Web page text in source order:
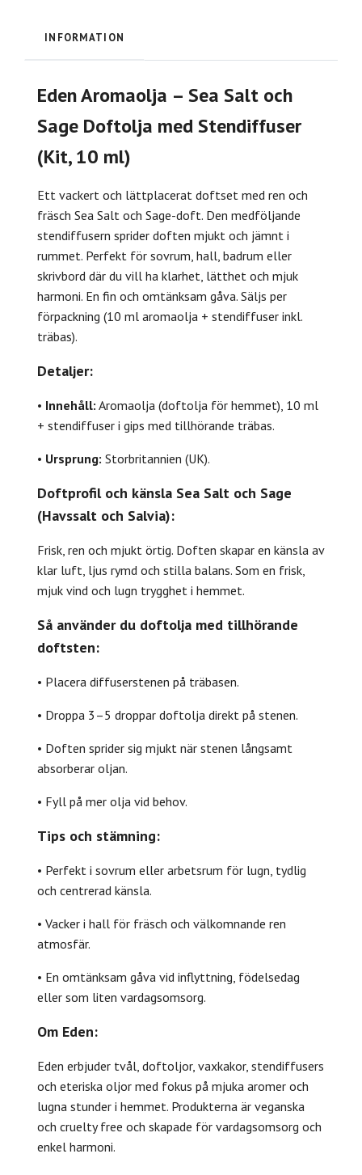
INFORMATION
Eden Aromaolja – Sea Salt och
Sage Doftolja med Stendiffuser
(Kit, 10 ml)
Ett vackert och lättplacerat doftset med ren och
fräsch Sea Salt och Sage-doft. Den medföljande
stendiffusern sprider doften mjukt och jämnt i
rummet. Perfekt för sovrum, hall, badrum eller
skrivbord där du vill ha klarhet, lätthet och mjuk
harmoni. En fin och omtänksam gåva. Säljs per
förpackning (10 ml aromaolja + stendiffuser inkl.
träbas).
Detaljer:
• Innehåll: Aromaolja (doftolja för hemmet), 10 ml
+ stendiffuser i gips med tillhörande träbas.
• Ursprung: Storbritannien (UK).
Doftprofil och känsla Sea Salt och Sage
(Havssalt och Salvia):
Frisk, ren och mjukt örtig. Doften skapar en känsla av
klar luft, ljus rymd och stilla balans. Som en frisk,
mjuk vind och lugn trygghet i hemmet.
Så använder du doftolja med tillhörande
doftsten:
• Placera diffuserstenen på träbasen.
• Droppa 3–5 droppar doftolja direkt på stenen.
• Doften sprider sig mjukt när stenen långsamt
absorberar oljan.
• Fyll på mer olja vid behov.
Tips och stämning:
• Perfekt i sovrum eller arbetsrum för lugn, tydlig
och centrerad känsla.
• Vacker i hall för fräsch och välkomnande ren
atmosfär.
• En omtänksam gåva vid inflyttning, födelsedag
eller som liten vardagsomsorg.
Om Eden:
Eden erbjuder tvål, doftoljor, vaxkakor, stendiffusers
och eteriska oljor med fokus på mjuka aromer och
lugna stunder i hemmet. Produkterna är veganska
och cruelty free och skapade för vardagsomsorg och
enkel harmoni.